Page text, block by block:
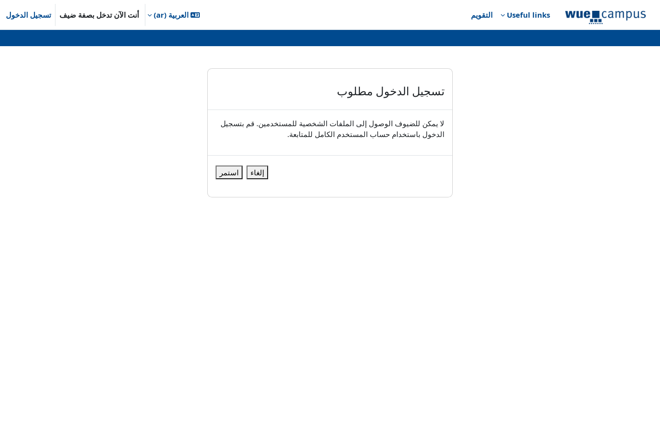
Useful links
التقويم العربية ‎(ar)‎ أنت الآن تدخل بصفة ضيف تسجيل الدخول
تسجيل الدخول مطلوب
لا يمكن للضيوف الوصول إلى الملفات الشخصية للمستخدمين. قم بتسجيل
الدخول باستخدام حساب المستخدم الكامل للمتابعة.
إلغاء استمر